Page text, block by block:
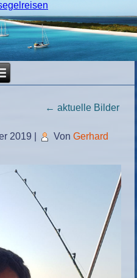
← aktuelle Bilder
2019 Von Gerhard